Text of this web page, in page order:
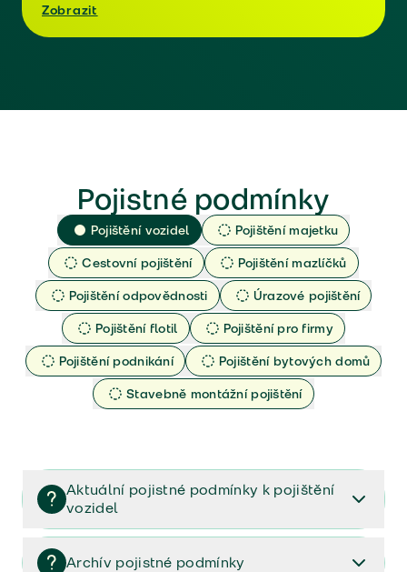
Zobrazit
Pojistné podmínky
Pojištění vozidel
Pojištění majetku
Cestovní pojištění
Pojištění mazlíčků
Pojištění odpovědnosti
Úrazové pojištění
Pojištění flotil
Pojištění pro firmy
Pojištění podnikání
Pojištění bytových domů
Stavebně montážní pojištění
Aktuální pojistné podmínky k pojištění
vozidel
Pojištění vozidel/Pojistné podmínky a vše důležité ke
smlouvě (PDF)
Archív pojistné podmínky